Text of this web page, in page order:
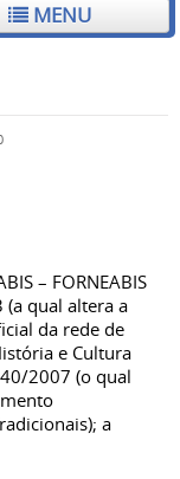
MENU
– FORNEABIS
(a qual altera a
da rede de
e Cultura
2007 (o qual
a